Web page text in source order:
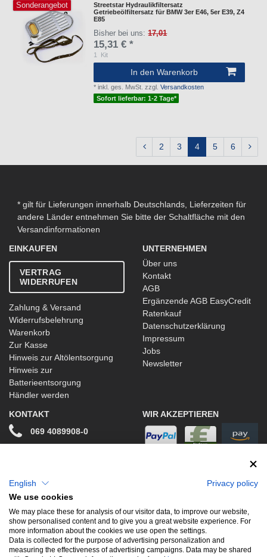
Sonderangebot
Streetstar Hydraulikfiltersatz
Getriebeölfiltersatz für BMW 3er E46, 5er E39, Z4
E85
Bisher bei uns:17,01
15,31 € *
1 Kit
In den Warenkorb
*inkl. ges. MwSt. zzgl.Versandkosten
Sofort lieferbar: 1-2 Tage*
2 3 4 5 6
* gilt für Lieferungen innerhalb Deutschlands, Lieferzeiten für
andere Länder entnehmen Sie bitte der Schaltfläche mit den
Versandinformationen
EINKAUFEN
VERTRAG
WIDERRUFEN
Zahlung & Versand
Widerrufsbelehrung
Warenkorb
Zur Kasse
Hinweis zur Altölentsorgung
Hinweis zur
Batterieentsorgung
Händler werden
UNTERNEHMEN
Über uns
Kontakt
AGB
Ergänzende AGB EasyCredit
Ratenkauf
Datenschutzerklärung
Impressum
Jobs
Newsletter
KONTAKT
069 4089908-0
Facebook
Instagram
WIR AKZEPTIEREN
English
Privacy policy
We use cookies
We may place these for analysis of our visitor data, to improve our website,
show personalised content and to give you a great website experience. For
more information about the cookies we use open the settings.
Data is collected for the purpose of advertising personalization and
measuring the effectiveness of advertising campaigns. Data may be shared